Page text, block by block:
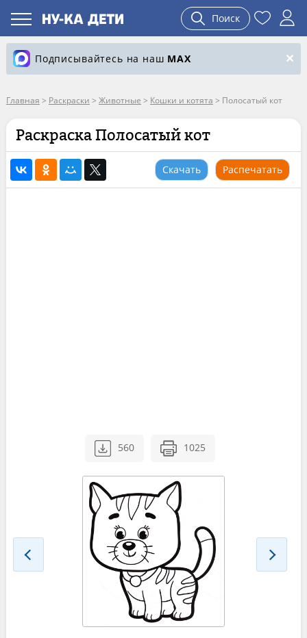
Поиск
Подписывайтесь на наш MAX
Главная > Раскраски > Животные > Кошки и котята > Полосатый кот
Раскраска Полосатый кот
Скачать Распечатать
560 1025